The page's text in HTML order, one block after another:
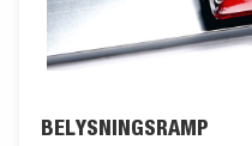
BELYSNINGSRAMP